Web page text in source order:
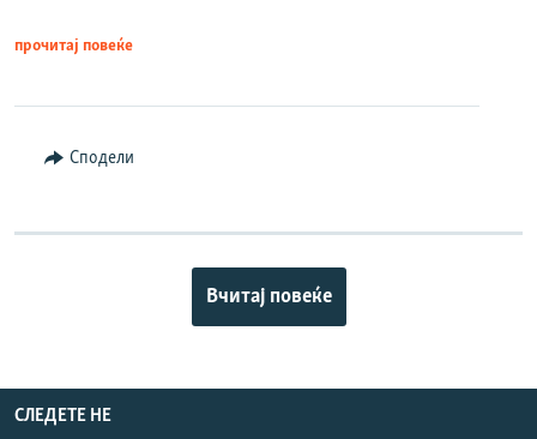
прочитај повеќе
Сподели
Вчитај повеќе
СЛЕДЕТЕ НЕ